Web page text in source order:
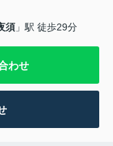
須 」駅 徒歩29分
わせ